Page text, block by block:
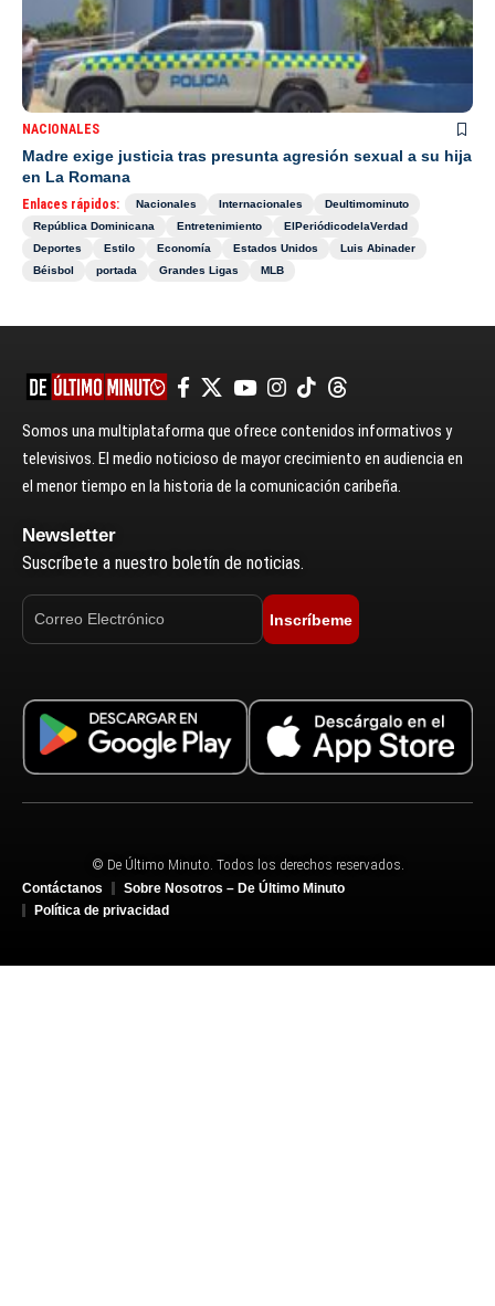
NACIONALES
Madre exige justicia tras presunta agresión sexual a su hija
en La Romana
Enlaces rápidos: Nacionales Internacionales
Deultimominuto
República Dominicana
Entretenimiento
ElPeriódicodelaVerdad
Deportes
Estilo Economía Estados Unidos
Luis Abinader
Béisbol
portada Grandes Ligas MLB
Somos una multiplataforma que ofrece contenidos informativos y
televisivos. El medio noticioso de mayor crecimiento en audiencia en
el menor tiempo en la historia de la comunicación caribeña.
Newsletter
Suscríbete a nuestro boletín de noticias.
Inscríbeme
© De Último Minuto. Todos los derechos reservados.
Contáctanos
Sobre Nosotros – De Último Minuto
Política de privacidad